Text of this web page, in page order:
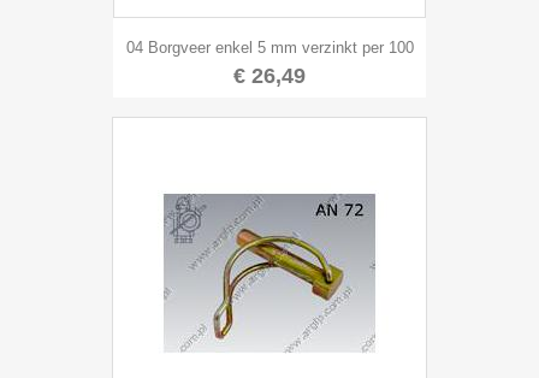
04 Borgveer enkel 5 mm verzinkt per 100
€ 26,49